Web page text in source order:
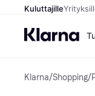
Kuluttajille
Klarna/Shopping/